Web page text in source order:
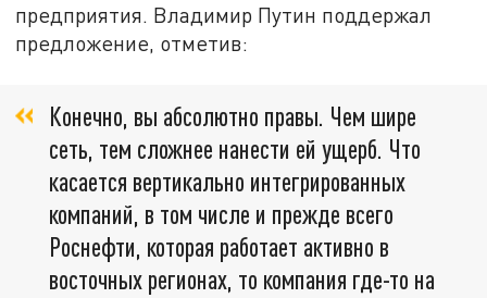
предприятия. Владимир Путин поддержал
предложение, отметив:
Конечно, вы абсолютно правы. Чем шире
сеть, тем сложнее нанести ей ущерб. Что
касается вертикально интегрированных
компаний, в том числе и прежде всего
Роснефти, которая работает активно в
восточных регионах, то компания где-то на